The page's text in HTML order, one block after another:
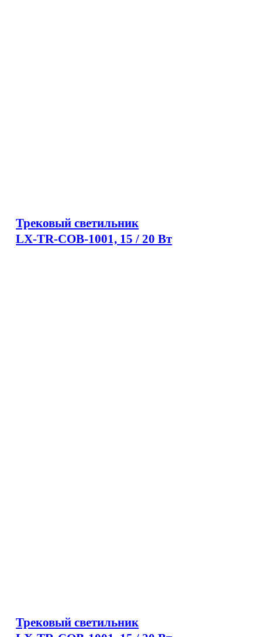
Трековый светильник
LX-TR-COB-1001, 15 / 20 Вт
Трековый светильник